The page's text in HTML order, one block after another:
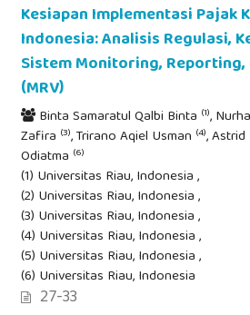
Kesiapan Implementasi Pajak
Indonesia: Analisis Regulasi,
Sistem Monitoring,
(MRV)
Binta Samaratul Qalbi Binta (1),
Zafira (3), Trirano Aqiel Usman (4),
Odiatma (6)
(1) Universitas Riau, Indonesia ,
(2) Universitas Riau, Indonesia ,
(3) Universitas Riau, Indonesia ,
(4) Universitas Riau, Indonesia ,
(5) Universitas Riau, Indonesia ,
(6) Universitas Riau, Indonesia
27-33